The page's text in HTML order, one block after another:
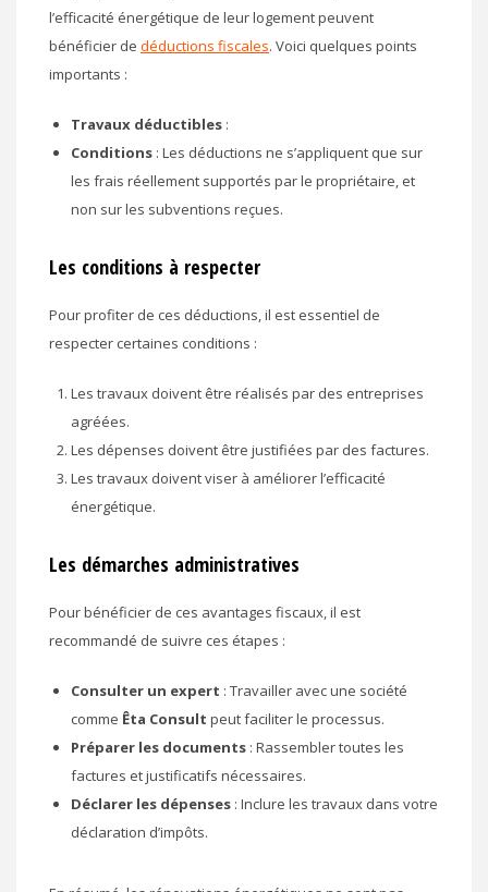
l’efficacité énergétique de leur logement peuvent
bénéficier de déductions fiscales. Voici quelques points
importants :
Travaux déductibles :
Conditions : Les déductions ne s’appliquent que sur
les frais réellement supportés par le propriétaire, et
non sur les subventions reçues.
Les conditions à respecter
Pour profiter de ces déductions, il est essentiel de
respecter certaines conditions :
Les travaux doivent être réalisés par des entreprises
agréées.
Les dépenses doivent être justifiées par des factures.
Les travaux doivent viser à améliorer l’efficacité
énergétique.
Les démarches administratives
Pour bénéficier de ces avantages fiscaux, il est
recommandé de suivre ces étapes :
Consulter un expert : Travailler avec une société
comme Êta Consult peut faciliter le processus.
Préparer les documents : Rassembler toutes les
factures et justificatifs nécessaires.
Déclarer les dépenses : Inclure les travaux dans votre
déclaration d’impôts.